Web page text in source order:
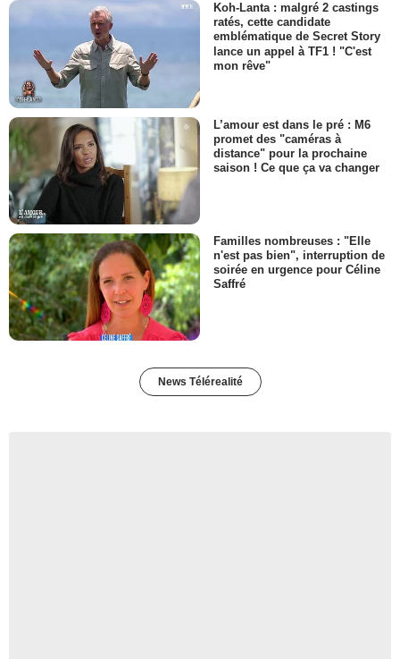
Koh-Lanta : malgré 2 castings
ratés, cette candidate
emblématique de Secret Story
lance un appel à TF1 ! "C'est
mon rêve"
L’amour est dans le pré : M6
promet des "caméras à
distance" pour la prochaine
saison ! Ce que ça va changer
Familles nombreuses : "Elle
n'est pas bien", interruption de
soirée en urgence pour Céline
Saffré
News Télérealité